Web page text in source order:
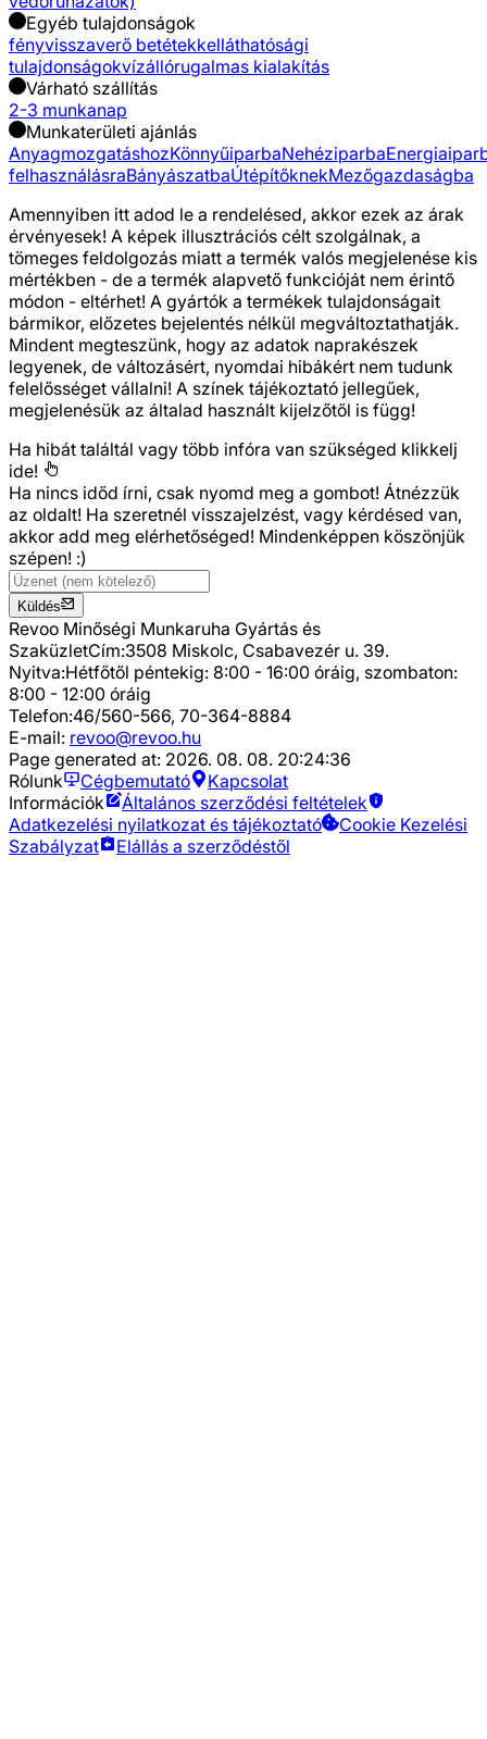
Egyéb tulajdonságok
fényvisszaverő betétekkelláthatósági
tulajdonságokvízállórugalmas kialakítás
Várható szállítás
2-3 munkanap
Munkaterületi ajánlás
AnyagmozgatáshozKönnyűiparbaNehéziparba
felhasználásraBányászatbaÚtépítőknekMezőgazdaságba
Amennyiben itt adod le a rendelésed, akkor ezek az árak
érvényesek! A képek illusztrációs célt szolgálnak, a
tömeges feldolgozás miatt a termék valós megjelenése kis
mértékben - de a termék alapvető funkcióját nem érintő
módon - eltérhet! A gyártók a termékek tulajdonságait
bármikor, előzetes bejelentés nélkül megváltoztathatják.
Mindent megteszünk, hogy az adatok naprakészek
legyenek, de változásért, nyomdai hibákért nem tudunk
felelősséget vállalni! A színek tájékoztató jellegűek,
megjelenésük az általad használt kijelzőtől is függ!
Ha hibát találtál vagy több infóra van szükséged klikkelj
ide!
Ha nincs időd írni, csak nyomd meg a gombot! Átnézzük
az oldalt! Ha szeretnél visszajelzést, vagy kérdésed van,
akkor add meg elérhetőséged! Mindenképpen köszönjük
szépen! :)
Küldés
Revoo Minőségi Munkaruha Gyártás és
SzaküzletCím:3508 Miskolc, Csabavezér u. 39.
Nyitva:Hétfőtől péntekig: 8:00 - 16:00 óráig, szombaton:
8:00 - 12:00 óráig
Telefon:46/560-566, 70-364-8884
E-mail: revoo@revoo.hu
Page generated at: 2026. 08. 08. 20:24:36
Rólunk
Cégbemutató
Kapcsolat
Információk
Általános szerződési feltételek
Adatkezelési nyilatkozat és tájékoztató
Cookie Kezelési
Szabályzat
Elállás a szerződéstől